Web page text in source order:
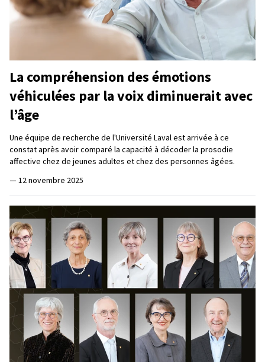
La compréhension des émotions
véhiculées par la voix diminuerait avec
l’âge
Une équipe de recherche de l'Université Laval est arrivée à ce
constat après avoir comparé la capacité à décoder la prosodie
affective chez de jeunes adultes et chez des personnes âgées.
— 12 novembre 2025